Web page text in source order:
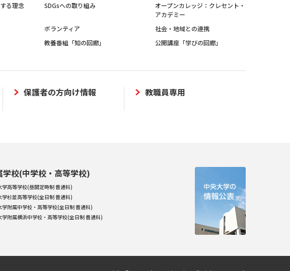
る理念 SDGsへの取り組み
オープンカレッジ：クレセント・
アカデミー
ボランティア
社会・地域との連携
教養番組「知の回廊」
公開講座「学びの回廊」
保護者の方向け情報 教職員専用
学校(中学校・高等学校)
学高等学校(昼間定時制 普通科)
学杉並高等学校(全日制 普通科)
学附属中学校・高等学校(全日制 普通科)
学附属横浜中学校・高等学校(全日制 普通科)